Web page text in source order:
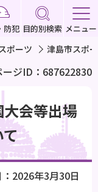
防犯 目的別検索 メニュー
ポーツ 津島市スポ
ージID：687622830
会等出場
2026年3月30日